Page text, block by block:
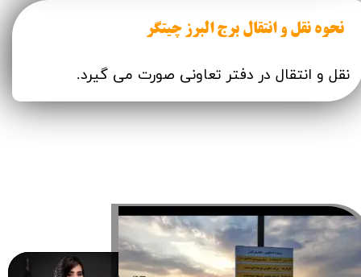
نحوه نقل و انتقال برج البرز چیتگر
نقل و انتقال در دفتر تعاونی صورت می گیرد.